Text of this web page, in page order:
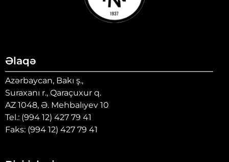
Əlaqə
Azərbaycan, Bakı ş.,
Suraxanı r., Qaraçuxur q.
AZ 1048, Ə. Mehbalıyev 10
Tel.: (994 12) 427 79 41
Faks: (994 12) 427 79 41